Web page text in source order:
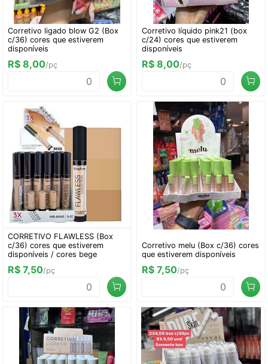
Corretivo ligado blow G2 (Box
c/36) cores que estiverem
disponíveis
R$ 8,00/pç
Corretivo líquido pink21 (box
c/24) cores que estiverem
disponíveis
R$ 8,00/pç
CORRETIVO FLAWLESS (Box
c/36) cores que estiverem
disponíveis / cores bege
R$ 7,50/pç
Corretivo melu (Box c/36) cores
que estiverem disponíveis
R$ 7,50/pç